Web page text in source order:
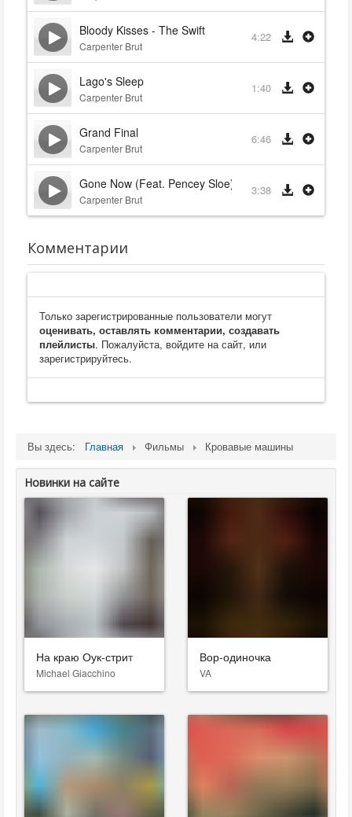
Bloody Kisses - The Swift
Carpenter Brut
4:22
Lago's Sleep
Carpenter Brut
1:40
Grand Final
Carpenter Brut
6:46
Gone Now (Feat. Pencey Sloe)
Carpenter Brut
3:38
Комментарии
Только зарегистрированные пользователи могут
оценивать, оставлять комментарии, создавать
плейлисты. Пожалуйста, войдите на сайт, или
зарегистрируйтесь.
Вы здесь: Главная Фильмы Кровавые машины
Новинки на сайте
На краю Оук-стрит
Michael Giacchino
Вор-одиночка
VA